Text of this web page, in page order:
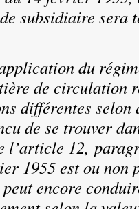
subsidiaire sera
du
de circulation
différentes selon
de se trouver
l’article 12,
1955 est ou non
encore